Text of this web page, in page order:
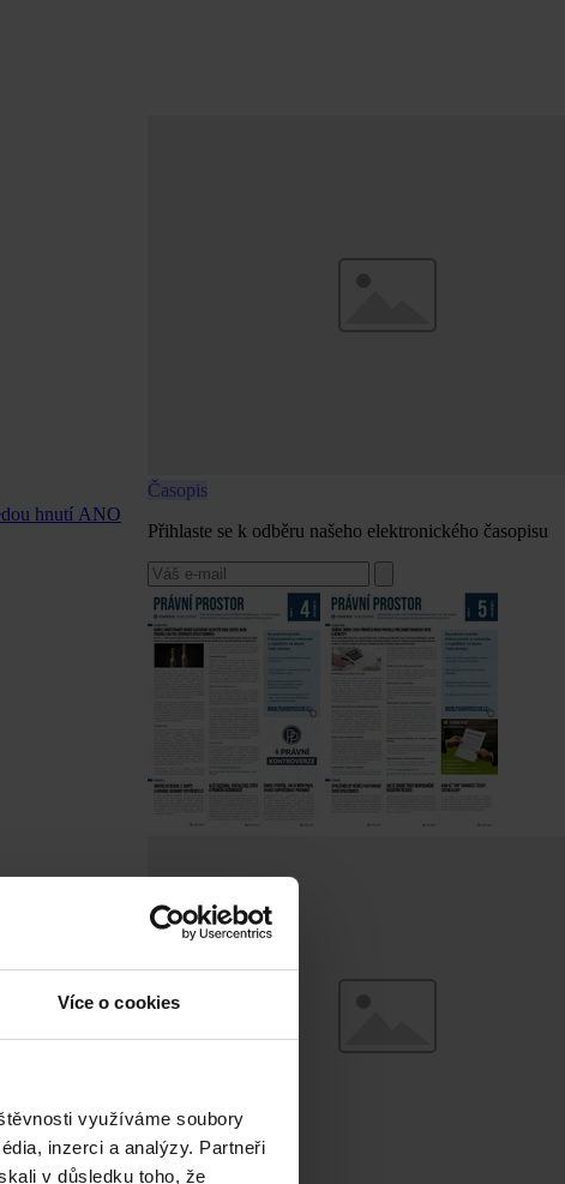
Více o cookies
využíváme soubory
inzerci a analýzy. Partneři
v důsledku toho, že
hnutí ANO
Časopis
Přihlaste se k odběru našeho elektronického časopisu